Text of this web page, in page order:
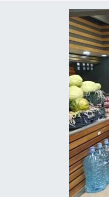
Hakkari Haber
İLGİNÇ HABERLER
KÜLTÜR SANAT
MAGAZİN